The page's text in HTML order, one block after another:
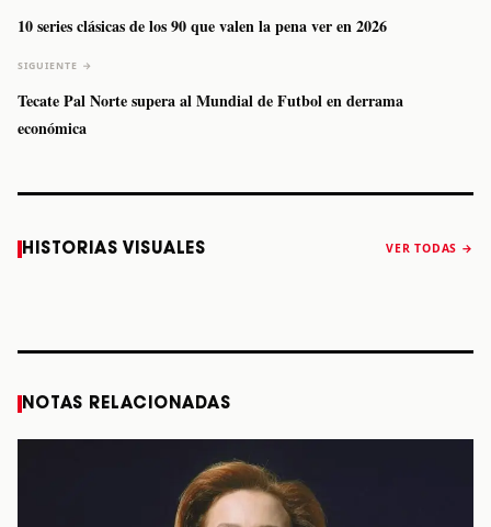
10 series clásicas de los 90 que valen la pena ver en 2026
SIGUIENTE →
Tecate Pal Norte supera al Mundial de Futbol en derrama
económica
HISTORIAS VISUALES VER TODAS →
a Monterrey el
Staiti, guitarrista
anuncia “Reality
NOTAS RELACIONADAS